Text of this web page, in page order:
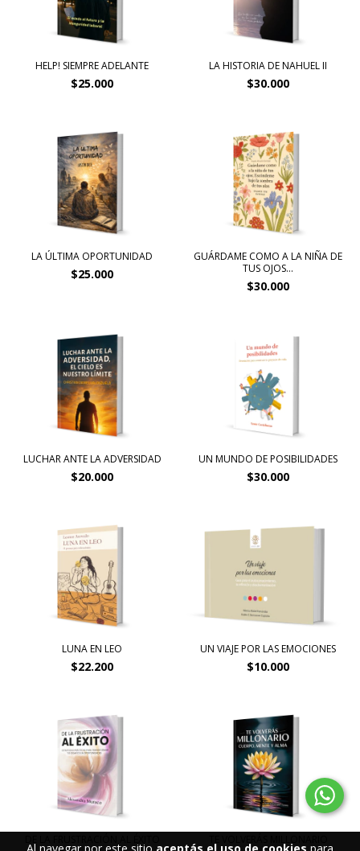
HELP! SIEMPRE ADELANTE
$25.000
LA HISTORIA DE NAHUEL II
$30.000
LA ÚLTIMA OPORTUNIDAD
$25.000
GUÁRDAME COMO A LA NIÑA DE
TUS OJOS...
$30.000
LUCHAR ANTE LA ADVERSIDAD
$20.000
UN MUNDO DE POSIBILIDADES
$30.000
LUNA EN LEO
$22.200
UN VIAJE POR LAS EMOCIONES
$10.000